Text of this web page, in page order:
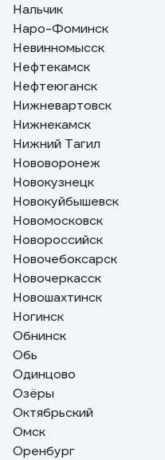
Нальчик
Наро-Фоминск
Невинномысск
Нефтекамск
Нефтеюганск
Нижневартовск
Нижнекамск
Нижний Тагил
Нововоронеж
Новокузнецк
Новокуйбышевск
Новомосковск
Новороссийск
Новочебоксарск
Новочеркасск
Новошахтинск
Ногинск
Обнинск
Обь
Одинцово
Озёры
Октябрьский
Омск
Оренбург